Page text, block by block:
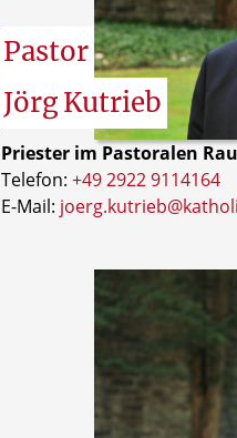
Pastor
JörgKutrieb
Priester im Pastoralen
Telefon: +49 2922 9114164
E-Mail: